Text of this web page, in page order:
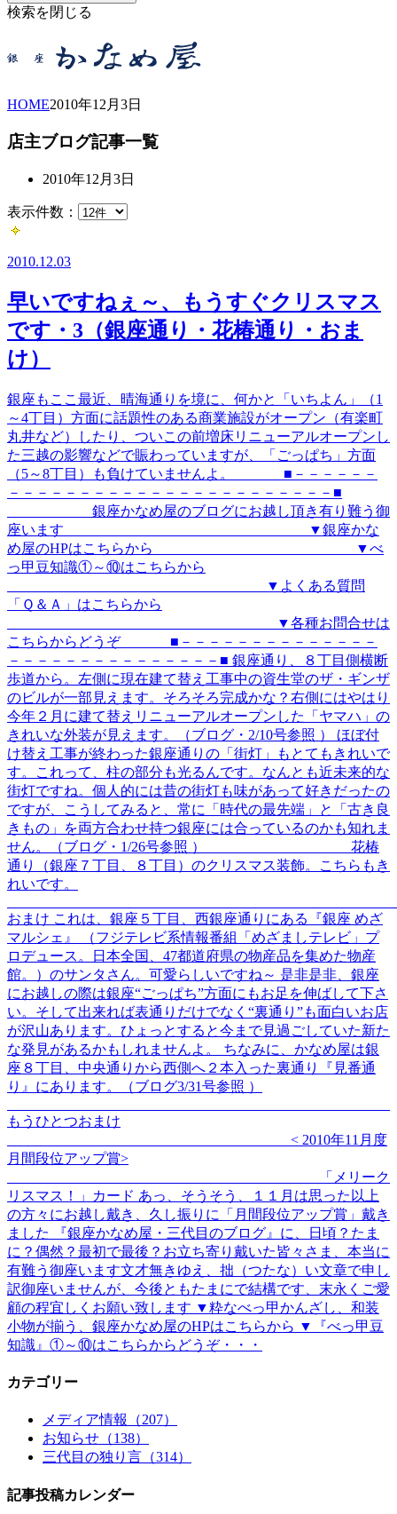
検索を閉じる
HOME2010年12月 3日
店主ブログ記事一覧
2010年12月3日
表示件数：
2010.12.03
早いですねぇ～、もうすぐクリスマス
です・3（銀座通り・花椿通り・おま
け）
銀座もここ最近、晴海通りを境に、何かと「いちよん」（1
～4丁目）方面に話題性のある商業施設がオープン（有楽町
丸井など）したり、ついこの前増床リニューアルオープンし
た三越の影響などで賑わっていますが、「ごっぱち」方面
（5～8丁目）も負けていませんよ。 ■－－－－－－
－－－－－－－－－－－－－－－－－－－－－－－■
銀座かなめ屋のブログにお越し頂き有り難う御
座います ▼銀座かな
め屋のHPはこちらから ▼べ
っ甲豆知識①～⑩はこちらから
▼よくある質問
「Ｑ＆Ａ」はこちらから
▼各種お問合せは
こちらからどうぞ ■－－－－－－－－－－－－－－
－－－－－－－－－－－－－－－■ 銀座通り、８丁目側横断
歩道から。左側に現在建て替え工事中の資生堂のザ・ギンザ
のビルが一部見えます。そろそろ完成かな？右側にはやはり
今年２月に建て替えリニューアルオープンした「ヤマハ」の
きれいな外装が見えます。（ブログ・2/10号参照 ） ほぼ付
け替え工事が終わった銀座通りの「街灯」もとてもきれいで
す。これって、柱の部分も光るんです。なんとも近未来的な
街灯ですね。個人的には昔の街灯も味があって好きだったの
ですが、こうしてみると、常に「時代の最先端」と「古き良
きもの」を両方合わせ持つ銀座には合っているのかも知れま
せん。（ブログ・1/26号参照 ） 花椿
通り（銀座７丁目、８丁目）のクリスマス装飾。こちらもき
れいです。
おまけ これは、銀座５丁目、西銀座通りにある『銀座 めざ
マルシェ』 （フジテレビ系情報番組「めざましテレビ」プ
ロデュース。日本全国、47都道府県の物産品を集めた物産
館。）のサンタさん。可愛らしいですね～ 是非是非、銀座
にお越しの際は銀座“ごっぱち”方面にもお足を伸ばして下さ
い。そして出来れば表通りだけでなく“裏通り”も面白いお店
が沢山あります。ひょっとすると今まで見過ごしていた新た
な発見があるかもしれませんよ。 ちなみに、かなめ屋は銀
座８丁目、中央通りから西側へ２本入った裏通り『見番通
り』にあります。（ブログ3/31号参照 ）
もうひとつおまけ
< 2010年11月度
月間段位アップ賞>
「メリーク
リスマス！」カード あっ、そうそう、１１月は思った以上
の方々にお越し戴き、久し振りに「月間段位アップ賞」戴き
ました 『銀座かなめ屋・三代目のブログ』に、日頃？たま
に？偶然？最初で最後？お立ち寄り戴いた皆々さま、本当に
有難う御座います文才無きゆえ、拙（つたな）い文章で申し
訳御座いませんが、今後ともたまにで結構です、末永くご愛
顧の程宜しくお願い致します ▼粋なべっ甲かんざし、和装
小物が揃う、銀座かなめ屋のHPはこちらから ▼『べっ甲豆
知識』①～⑩はこちらからどうぞ・・・
カテゴリー
メディア情報（207）
お知らせ（138）
三代目の独り言（314）
記事投稿カレンダー